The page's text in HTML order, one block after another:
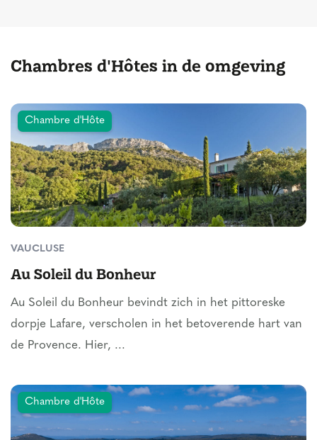
Chambres d'Hôtes in de omgeving
Chambre d'Hôte
VAUCLUSE
Au Soleil du Bonheur
Au Soleil du Bonheur bevindt zich in het pittoreske
dorpje Lafare, verscholen in het betoverende hart van
de Provence. Hier, ...
Chambre d'Hôte